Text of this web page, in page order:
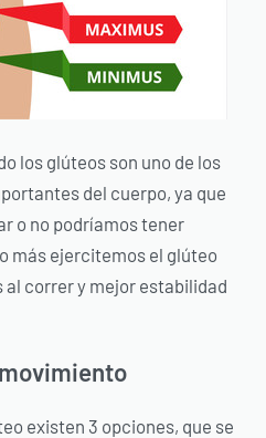
los glúteos son uno de los
del cuerpo, ya que
o no podríamos tener
más ejercitemos el glúteo
correr y mejor estabilidad
existen 3 opciones, que se